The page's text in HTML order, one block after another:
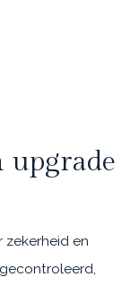
upgrade
en